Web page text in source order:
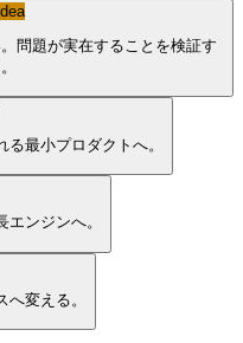
Idea
問題が実在することを検証す
最小プロダクトへ。
ンジンへ。
変える。